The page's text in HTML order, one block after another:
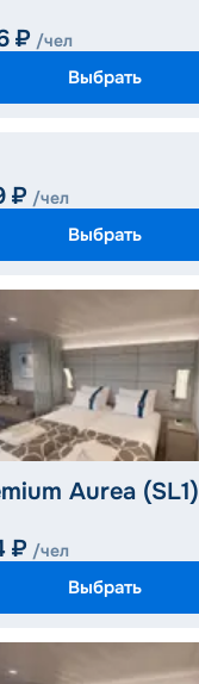
₽ /чел
Выбрать
₽ /чел
Выбрать
Aurea (SL1)
₽ /чел
Выбрать